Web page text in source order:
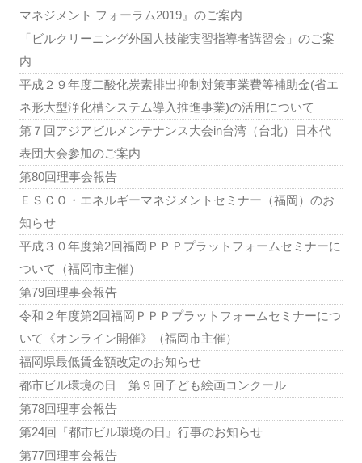
マネジメント フォーラム2019』のご案内
「ビルクリーニング外国人技能実習指導者講習会」のご案
内
平成２９年度二酸化炭素排出抑制対策事業費等補助金(省エ
ネ形大型浄化槽システム導入推進事業)の活用について
第７回アジアビルメンテナンス大会in台湾（台北）日本代
表団大会参加のご案内
第80回理事会報告
ＥＳＣＯ・エネルギーマネジメントセミナー（福岡）のお
知らせ
平成３０年度第2回福岡ＰＰＰプラットフォームセミナーに
ついて（福岡市主催）
第79回理事会報告
令和２年度第2回福岡ＰＰＰプラットフォームセミナーにつ
いて《オンライン開催》（福岡市主催）
福岡県最低賃金額改定のお知らせ
都市ビル環境の日 第９回子ども絵画コンクール
第78回理事会報告
第24回『都市ビル環境の日』行事のお知らせ
第77回理事会報告